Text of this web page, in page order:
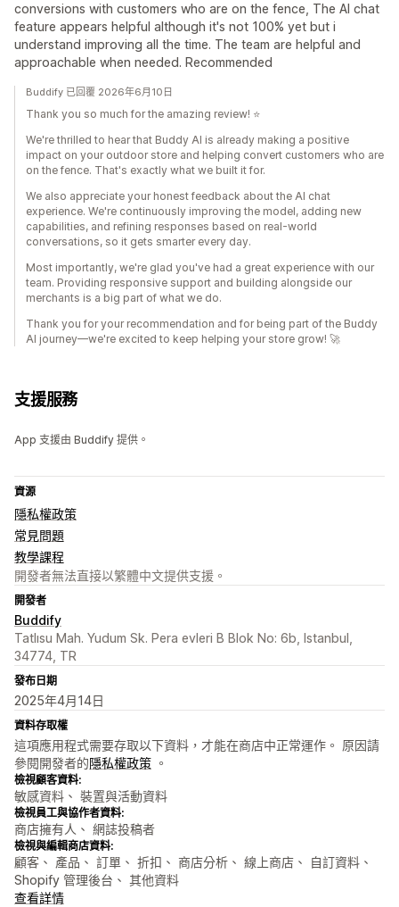
conversions with customers who are on the fence, The AI chat
feature appears helpful although it's not 100% yet but i
understand improving all the time. The team are helpful and
approachable when needed. Recommended
Buddify 已回覆 2026年6月10日
Thank you so much for the amazing review! ⭐
We're thrilled to hear that Buddy AI is already making a positive
impact on your outdoor store and helping convert customers who are
on the fence. That's exactly what we built it for.
We also appreciate your honest feedback about the AI chat
experience. We're continuously improving the model, adding new
capabilities, and refining responses based on real-world
conversations, so it gets smarter every day.
Most importantly, we're glad you've had a great experience with our
team. Providing responsive support and building alongside our
merchants is a big part of what we do.
Thank you for your recommendation and for being part of the Buddy
AI journey—we're excited to keep helping your store grow! 🚀
支援服務
App 支援由 Buddify 提供。
資源
隱私權政策
常見問題
教學課程
開發者無法直接以繁體中文提供支援。
開發者
Buddify
Tatlısu Mah. Yudum Sk. Pera evleri B Blok No: 6b, Istanbul,
34774, TR
發布日期
2025年4月14日
資料存取權
這項應用程式需要存取以下資料，才能在商店中正常運作。 原因請
參閱開發者的隱私權政策 。
檢視顧客資料:
敏感資料、 裝置與活動資料
檢視員工與協作者資料:
商店擁有人、 網誌投稿者
檢視與編輯商店資料:
顧客、 產品、 訂單、 折扣、 商店分析、 線上商店、 自訂資料、
Shopify 管理後台、 其他資料
查看詳情